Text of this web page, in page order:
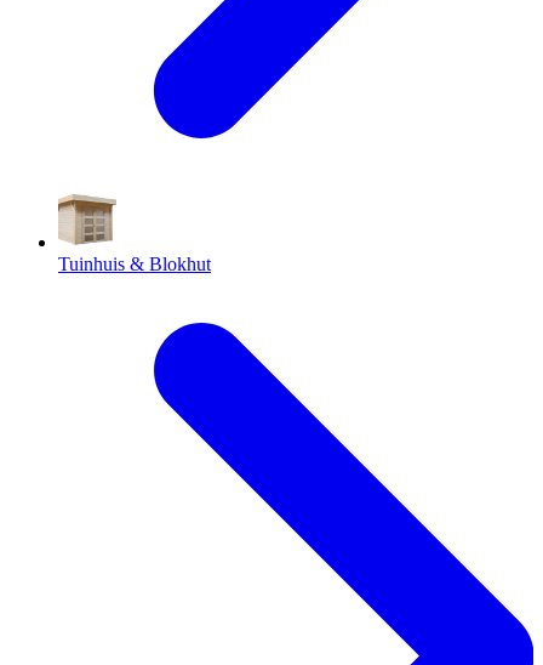
Tuinhuis & Blokhut